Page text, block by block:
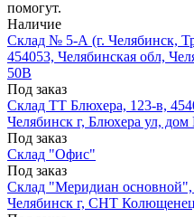
помогут.
Наличие
Склад № 5-А (г. Челябинск,
454053, Челябинская обл,
50В
Под заказ
Склад ТТ Блюхера, 123-в,
Челябинск г, Блюхера ул,
Под заказ
Склад "Офис"
Под заказ
Склад "Меридиан основной",
Челябинск г, СНТ